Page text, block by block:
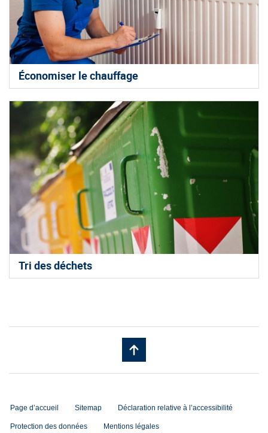
Économiser le chauffage
Tri des déchets
Page d’accueil Sitemap Déclaration relative à l’accessibilité
Protection des données Mentions légales